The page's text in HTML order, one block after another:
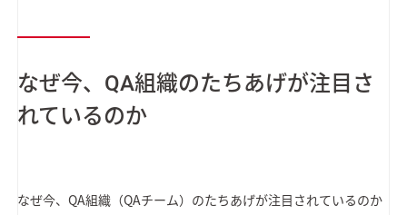
なぜ今、QA組織のたちあげが注目さ
れているのか
なぜ今、QA組織（QAチーム）のたちあげが注目されているのか